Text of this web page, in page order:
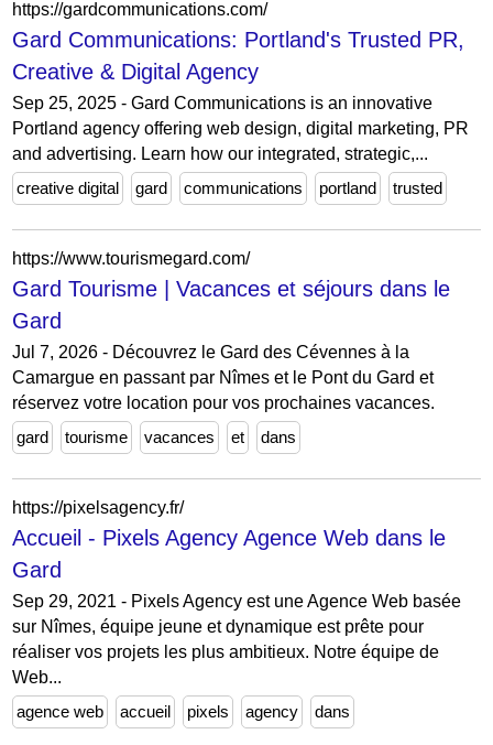
https://gardcommunications.com/
Gard Communications: Portland's Trusted PR,
Creative & Digital Agency
Sep 25, 2025 - Gard Communications is an innovative
Portland agency offering web design, digital marketing, PR
and advertising. Learn how our integrated, strategic,...
creative digital
gard communications portland trusted
https://www.tourismegard.com/
Gard Tourisme | Vacances et séjours dans le
Gard
Jul 7, 2026 - Découvrez le Gard des Cévennes à la
Camargue en passant par Nîmes et le Pont du Gard et
réservez votre location pour vos prochaines vacances.
gard
tourisme vacances et dans
https://pixelsagency.fr/
Accueil - Pixels Agency Agence Web dans le
Gard
Sep 29, 2021 - Pixels Agency est une Agence Web basée
sur Nîmes, équipe jeune et dynamique est prête pour
réaliser vos projets les plus ambitieux. Notre équipe de
Web...
agence web
accueil pixels agency dans